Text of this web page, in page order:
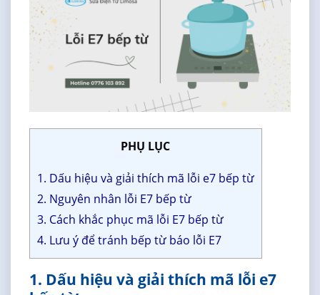
PHỤ LỤC
1. Dấu hiệu và giải thích mã lỗi e7 bếp từ
2. Nguyên nhân lỗi E7 bếp từ
3. Cách khắc phục mã lỗi E7 bếp từ
4. Lưu ý để tránh bếp từ báo lỗi E7
1. Dấu hiệu và giải thích mã lỗi e7